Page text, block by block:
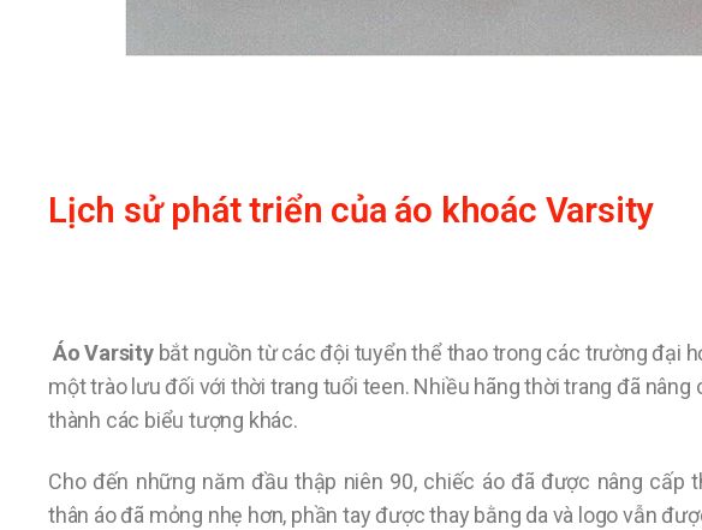
Lịch sử phát triển của áo khoác Varsity
Áo Varsitybắt nguồn từ các đội tuyển thể thao trong các trường đại
một trào lưu đối với thời trang tuổi teen. Nhiều hãng thời trang đã
thành các biểu tượng khác.
Cho đến những năm đầu thập niên 90, chiếc áo đã được nâng cấp
thân áo đã mỏng nhẹ hơn, phần tay được thay bằng da và logo vẫn